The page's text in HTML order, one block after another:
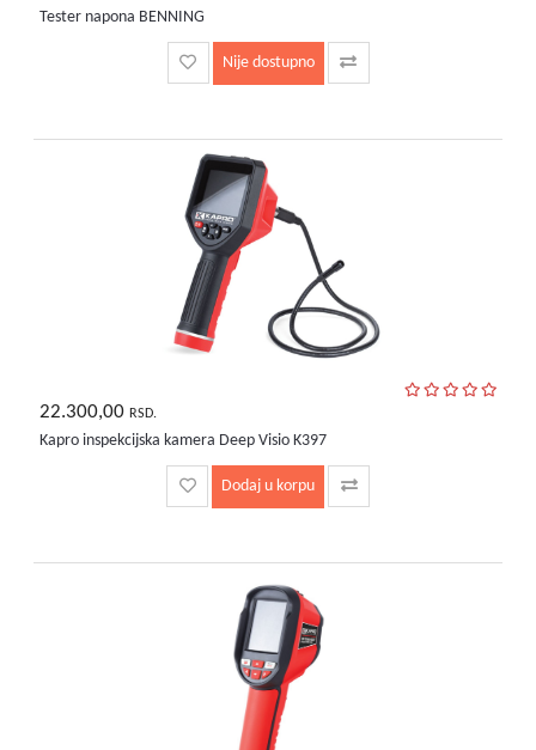
Tester napona BENNING
Nije dostupno
22.300,00 RSD.
Kapro inspekcijska kamera Deep Visio K397
Dodaj u korpu